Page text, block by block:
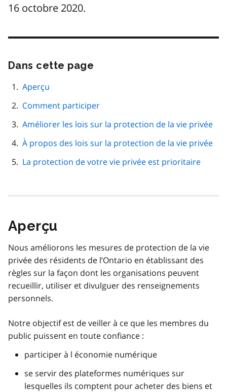
16 octobre 2020.
Dans cette page
Aperçu
Comment participer
Améliorer les lois sur la protection de la vie privée
À propos des lois sur la protection de la vie privée
La protection de votre vie privée est prioritaire
Aperçu
Nous améliorons les mesures de protection de la vie
privée des résidents de l’Ontario en établissant des
règles sur la façon dont les organisations peuvent
recueillir, utiliser et divulguer des renseignements
personnels.
Notre objectif est de veiller à ce que les membres du
public puissent en toute confiance :
participer à l économie numérique
se servir des plateformes numériques sur
lesquelles ils comptent pour acheter des biens et